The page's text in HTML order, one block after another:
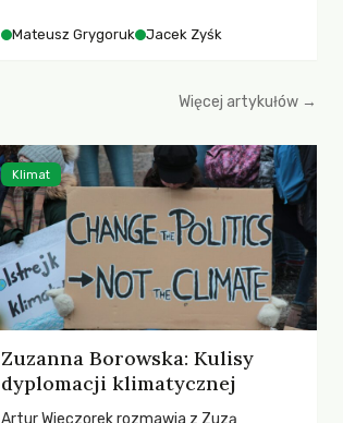
SGGW.
Mateusz Grygoruk Jacek Zyśk
Więcej artykułów →
Zuzanna Borowska: Kulisy
dyplomacji klimatycznej
Artur Wieczorek rozmawia z Zuzą
Klimat